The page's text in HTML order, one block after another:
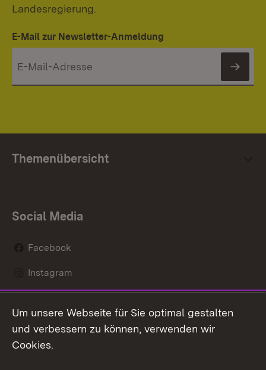
Landesregierung.
E-Mail zur Newsletter-Anmeldung
Themenübersicht
Social Media
Facebook
Instagram
Mastodon
Youtube
Um unsere Webseite für Sie optimal gestalten
und verbessern zu können, verwenden wir
Cookies.